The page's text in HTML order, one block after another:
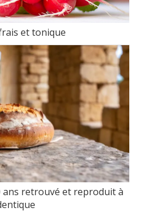
et tonique
ans retrouvé et reproduit à